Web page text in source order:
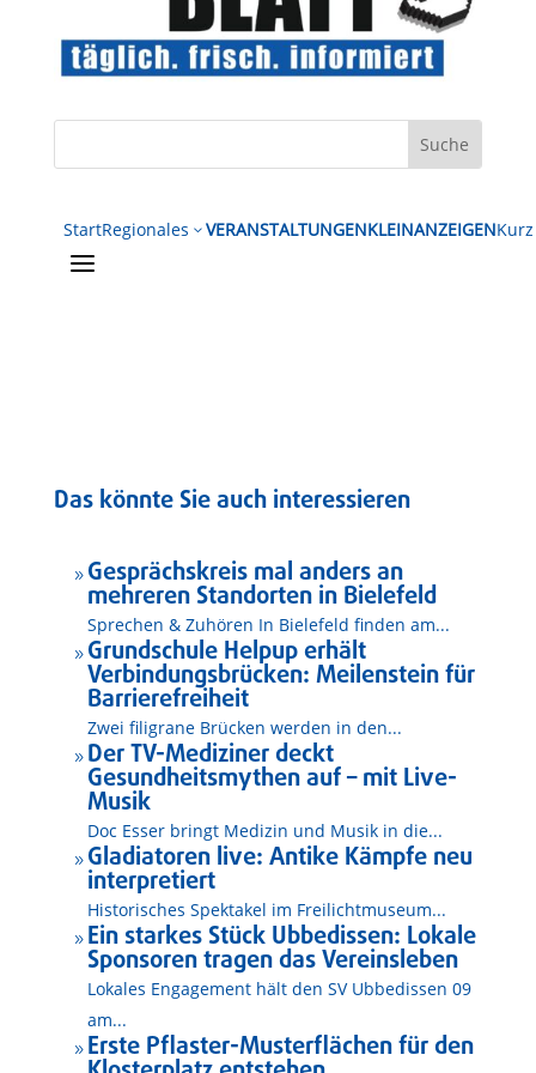
StartRegionales 3 VERANSTALTUNGENKLEINANZEIGEN
a
Das könnte Sie auch interessieren
9 Gesprächskreis mal anders an
mehreren Standorten in Bielefeld
Sprechen & Zuhören In Bielefeld finden am...
9 Grundschule Helpup erhält
Verbindungsbrücken: Meilenstein für
Barrierefreiheit
Zwei filigrane Brücken werden in den...
9 Der TV-Mediziner deckt
Gesundheitsmythen auf – mit Live-
Musik
Doc Esser bringt Medizin und Musik in die...
9 Gladiatoren live: Antike Kämpfe neu
interpretiert
Historisches Spektakel im Freilichtmuseum...
9 Ein starkes Stück Ubbedissen: Lokale
Sponsoren tragen das Vereinsleben
Lokales Engagement hält den SV Ubbedissen 09
am...
9 Erste Pflaster-Musterflächen für den